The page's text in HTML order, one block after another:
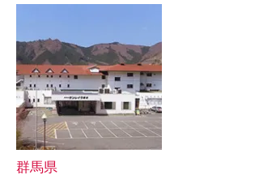
群馬県